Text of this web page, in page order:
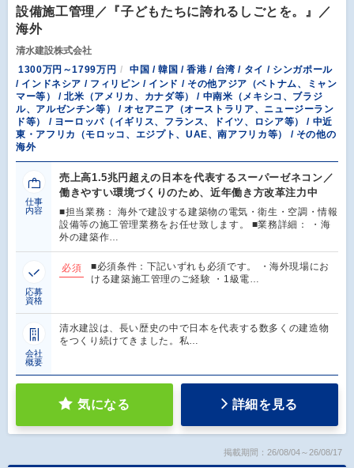
設備施工管理／『子どもたちに誇れるしごとを。』／
海外
清水建設株式会社
1300万円～1799万円
中国 / 韓国 / 香港 / 台湾 / タイ / シンガポール
/ インドネシア / フィリピン / インド / その他アジア（ベトナム、ミャン
マー等） / 北米（アメリカ、カナダ等） / 中南米（メキシコ、ブラジ
ル、アルゼンチン等） / オセアニア（オーストラリア、ニュージーラン
ド等） / ヨーロッパ（イギリス、フランス、ドイツ、ロシア等） / 中近
東・アフリカ（モロッコ、エジプト、UAE、南アフリカ等） / その他の
海外
仕事
内容
売上高1.5兆円超えの日本を代表するスーパーゼネコン／
働きやすい環境づくりのため、近年働き方改革注力中
■担当業務： 海外で建設する建築物の電気・衛生・空調・情報
設備等の施工管理業務をお任せ致します。 ■業務詳細： ・海
外の建築作…
応募
資格
必須
■必須条件：下記いずれも必須です。 ・海外現場にお
ける建築施工管理のご経験 ・1級電…
会社
概要
清水建設は、長い歴史の中で日本を代表する数多くの建造物
をつくり続けてきました。私…
気になる 詳細を見る
掲載期間：26/08/04～26/08/17